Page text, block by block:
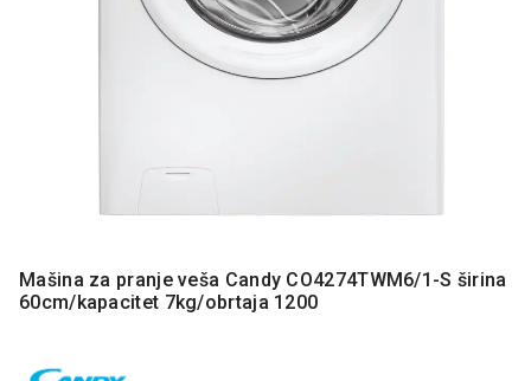
KOMPONENTE
Mašina za pranje veša Candy CO4274TWM6/1-S širina
60cm/kapacitet 7kg/obrtaja 1200